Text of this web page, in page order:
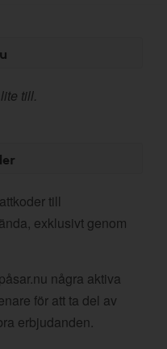
till.
till
exklusivt genom
några aktiva
för att ta del av
erbjudanden.